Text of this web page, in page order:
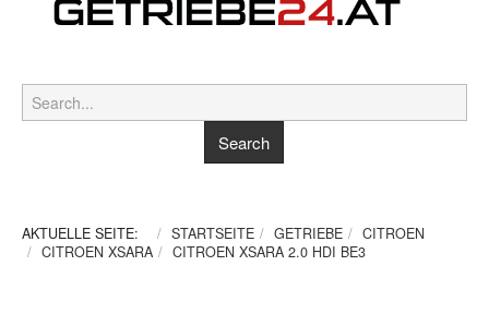
AKTUELLE SEITE: STARTSEITE GETRIEBE
CITROEN
CITROEN XSARA
CITROEN XSARA 2.0 HDI BE3